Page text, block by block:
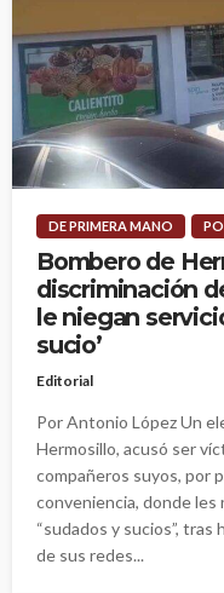
DE PRIMERA MANO
Bombero de
discriminación
le niegan
sucio’
Editorial
Por Antonio López Un
Hermosillo, acusó ser
compañeros suyos, por
conveniencia, donde
“sudados y sucios”,
de sus redes...